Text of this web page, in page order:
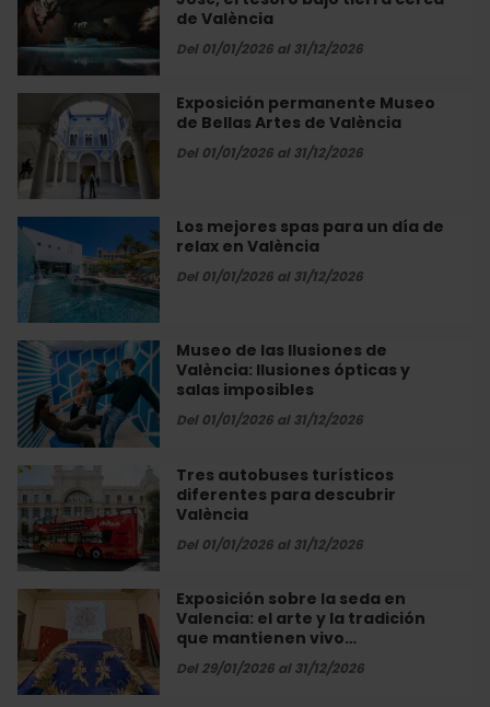
Palau
de València
Del 01/01/2026 al 31/12/2026
Cuevas
de
San
José,
tesoro
bajo
tierra
de
València
Exposición permanente Museo
de Bellas Artes de València
Del 01/01/2026 al 31/12/2026
Exposición
permanente
Museo
de
Bellas
Artes
València
Los mejores spas para un día de
relax en València
Del 01/01/2026 al 31/12/2026
Los
mejores
spas
para
un
día
de
relax
en
València
Museo de las Ilusiones de
València: Ilusiones ópticas y
salas imposibles
Del 01/01/2026 al 31/12/2026
Museo
de
las
Ilusiones
de
València:
Ilusiones
ópticas
y
salas
Tres autobuses turísticos
diferentes para descubrir
València
Del 01/01/2026 al 31/12/2026
Tres
autobuses
turísticos
diferentes
para
descubrir
València
Exposición sobre la seda en
Valencia: el arte y la tradición
que mantienen vivo…
Del 29/01/2026 al 31/12/2026
Exposición
sobre
la
seda
en